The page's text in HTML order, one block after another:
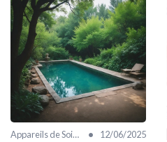
Appareils de Soin Visage • 12/06/2025